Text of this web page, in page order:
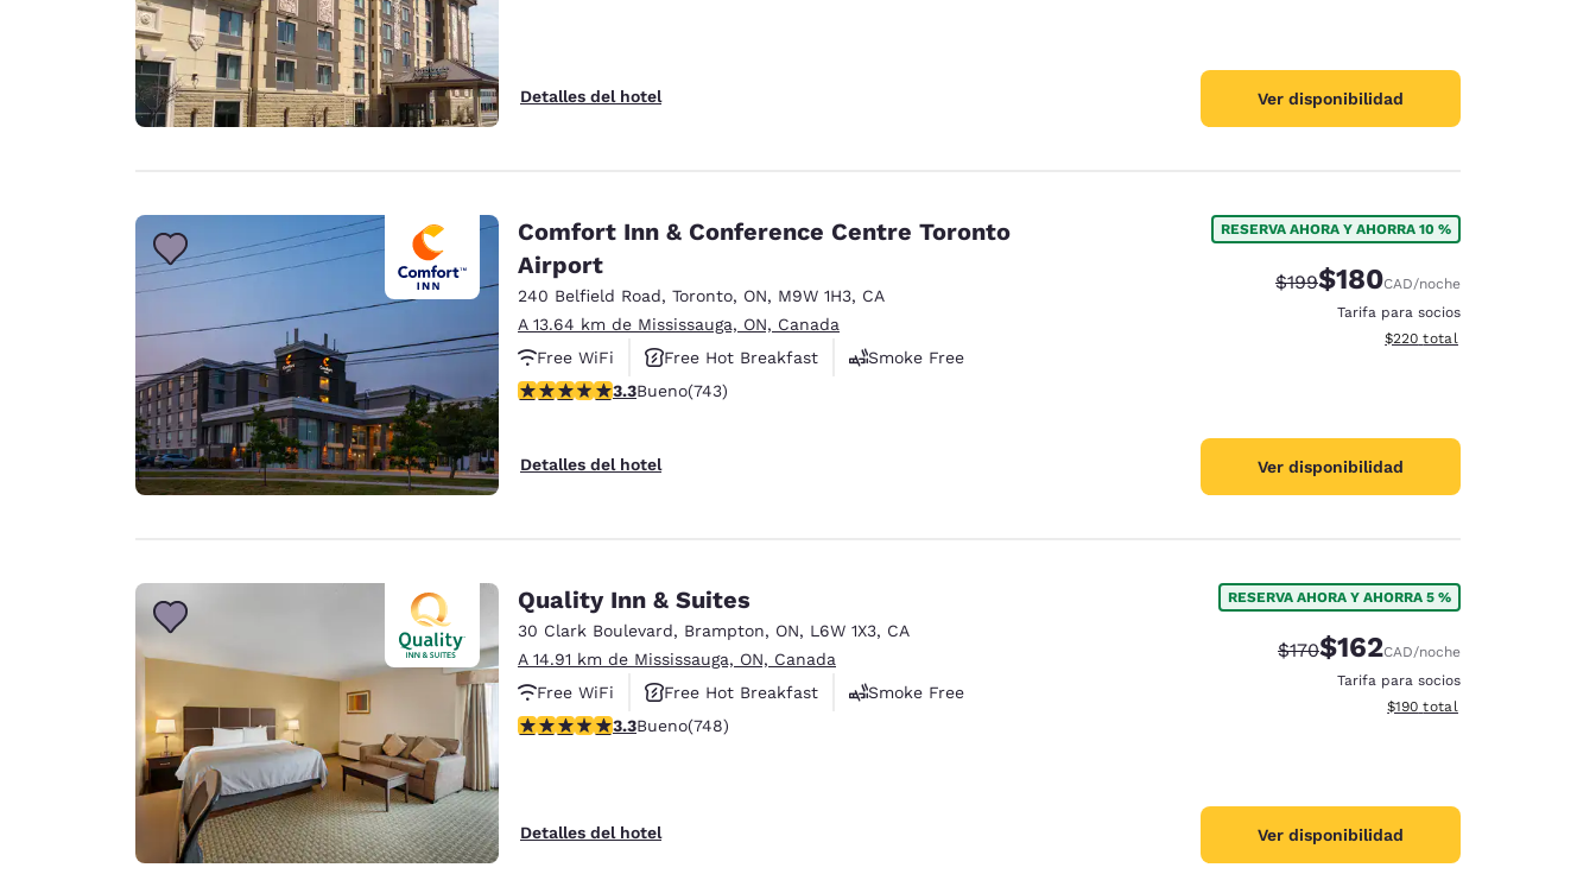
Detalles del hotel Ver disponibilidad
Comfort Inn & Conference Centre Toronto
Airport
240 Belfield Road, Toronto, ON, M9W 1H3, CA
A 13.64 km de Mississauga, ON, Canada
Free WiFi
Free Hot Breakfast
Smoke Free
calificación de 3.28 estrellas. Bueno. 743 reseñas
3.3Bueno(743)
Detalles del hotel
RESERVA AHORA Y AHORRA 10 %
Precio tachado:
$199Precio con descuento:
$180CAD/noche
Tarifa para socios
Ver detalles del total
$220 total
Ver disponibilidad
Quality Inn & Suites
30 Clark Boulevard, Brampton, ON, L6W 1X3, CA
A 14.91 km de Mississauga, ON, Canada
Free WiFi
Free Hot Breakfast
Smoke Free
calificación de 3.25 estrellas. Bueno. 748 reseñas
3.3Bueno(748)
Detalles del hotel
RESERVA AHORA Y AHORRA 5 %
Precio tachado:
$170Precio con descuento:
$162CAD/noche
Tarifa para socios
Ver detalles del total
$190 total
Ver disponibilidad